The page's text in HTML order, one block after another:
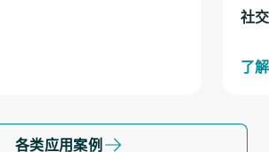
社
了
各类应用案例